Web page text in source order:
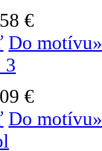
€
Do motívu»
3
€
Do motívu»